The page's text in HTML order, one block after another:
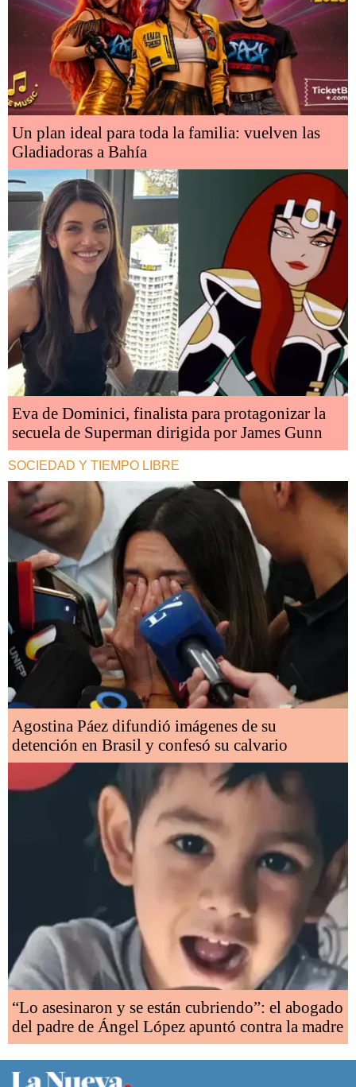
Un plan ideal para toda la familia: vuelven las
Gladiadoras a Bahía
Eva de Dominici, finalista para protagonizar la
secuela de Superman dirigida por James Gunn
SOCIEDAD Y TIEMPO LIBRE
Agostina Páez difundió imágenes de su
detención en Brasil y confesó su calvario
“Lo asesinaron y se están cubriendo”: el abogado
del padre de Ángel López apuntó contra la madre